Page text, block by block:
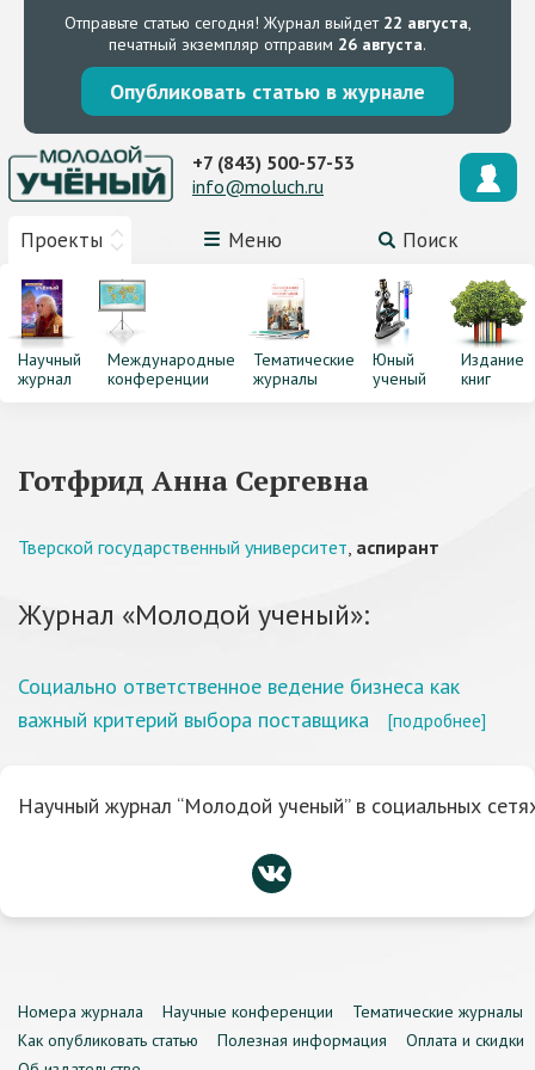
Отправьте статью сегодня! Журнал выйдет 22 августа,
печатный экземпляр отправим 26 августа.
Опубликовать статью в журнале
Проекты Меню Поиск
+7 (843) 500-57-53
info@moluch.ru
Научный
журнал
Международные
конференции
Тематические
журналы
Юный
ученый
Издание
книг
Готфрид Анна Сергевна
Тверской государственный университет, аспирант
Журнал «Молодой ученый»:
Социально ответственное ведение бизнеса как
важный критерий выбора поставщика
[подробнее]
Научный журнал “Молодой ученый” в социальных
Номера журнала Научные конференции
Тематические журналы
Как опубликовать статью
Полезная информация
Оплата и скидки